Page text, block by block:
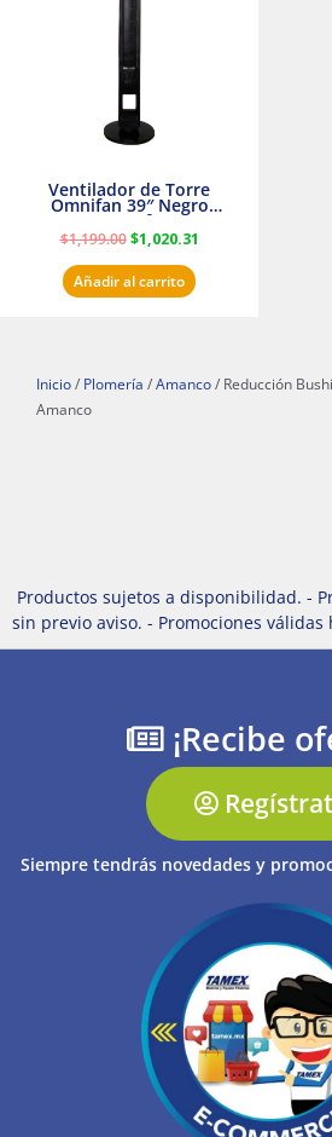
Ventilador de Torre
Omnifan 39″ Negro
Masterfan
$1,199.00 $1,020.31
Añadir al carrito
Inicio / Plomería / Amanco / Reducción
Amanco
Productos sujetos a disponibilidad. -
sin previo aviso. - Promociones válidas
¡Recibe
Siempre tendrás novedades y